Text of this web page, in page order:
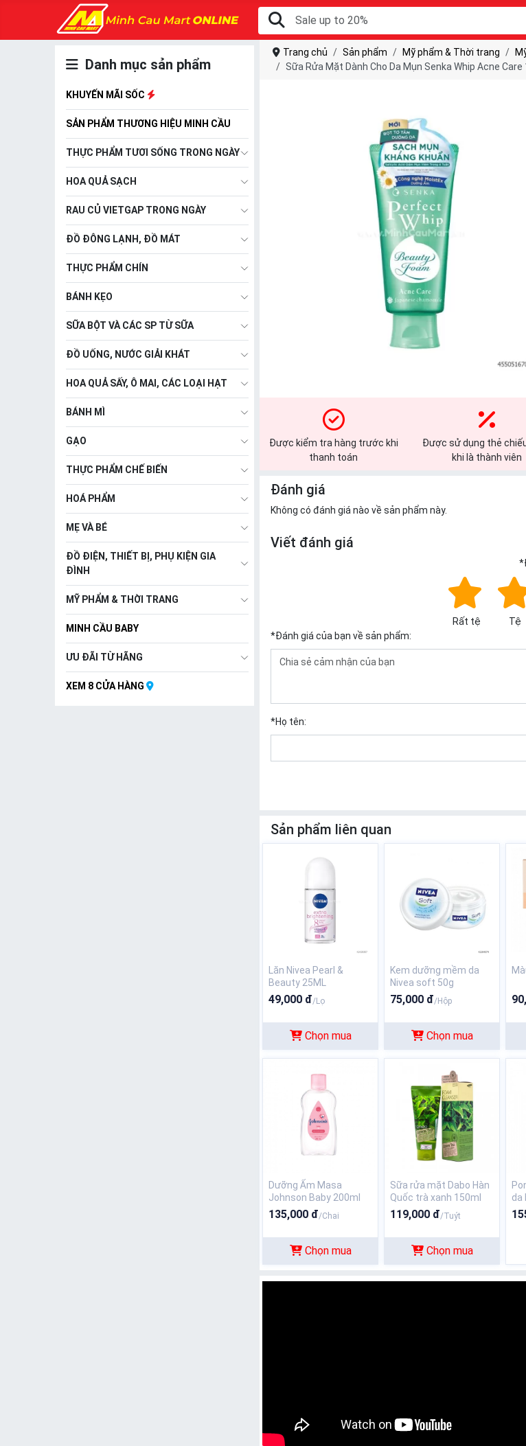
Danh mục sản phẩm
KHUYẾN MÃI SỐC
SẢN PHẨM THƯƠNG HIỆU MINH CẦU
THỰC PHẨM TƯƠI SỐNG TRONG NGÀY
HOA QUẢ SẠCH
RAU CỦ VIETGAP TRONG NGÀY
ĐỒ ĐÔNG LẠNH, ĐỒ MÁT
THỰC PHẨM CHÍN
BÁNH KẸO
SỮA BỘT VÀ CÁC SP TỪ SỮA
ĐỒ UỐNG, NƯỚC GIẢI KHÁT
HOA QUẢ SẤY, Ô MAI, CÁC LOẠI HẠT
BÁNH MÌ
GẠO
THỰC PHẨM CHẾ BIẾN
HOÁ PHẨM
MẸ VÀ BÉ
ĐỒ ĐIỆN, THIẾT BỊ, PHỤ KIỆN GIA
ĐÌNH
MỸ PHẨM & THỜI TRANG
MINH CẦU BABY
ƯU ĐÃI TỪ HÃNG
XEM 8 CỬA HÀNG
Trang chủ Sản phẩm Mỹ phẩm & Thời trang
Sữa Rửa Mặt Dành Cho Da Mụn Senka Whip Acne Care
Được kiểm tra hàng trước khi
thanh toán
Được sử dụng thẻ
khi là thành viên
Đánh giá
Không có đánh giá nào về sản phẩm này.
Viết đánh giá
*
Rất tệ Tệ
*Đánh giá của bạn về sản phẩm:
*Họ tên:
Sản phẩm liên quan
Lăn Nivea Pearl &
Beauty 25ML
49,000 đ/Lọ
Chọn mua
Kem dưỡng mềm da
Nivea soft 50g
75,000 đ/Hộp
Chọn mua
Dưỡng Ẩm Masa
Johnson Baby 200ml
135,000 đ/Chai
Chọn mua
Sữa rửa mặt Dabo Hàn
Quốc trà xanh 150ml
119,000 đ/Tuýt
Chọn mua
da